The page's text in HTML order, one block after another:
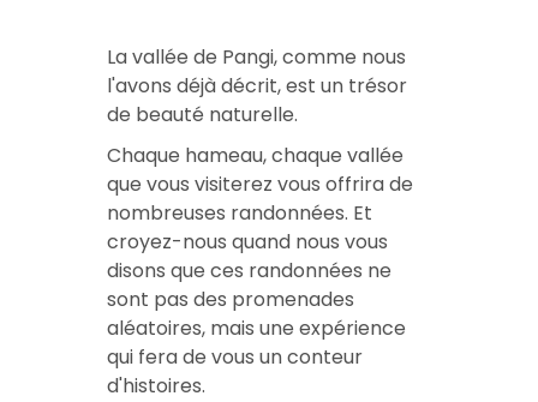
La vallée de Pangi, comme nous
l'avons déjà décrit, est un trésor
de beauté naturelle.
Chaque hameau, chaque vallée
que vous visiterez vous offrira de
nombreuses randonnées. Et
croyez-nous quand nous vous
disons que ces randonnées ne
sont pas des promenades
aléatoires, mais une expérience
qui fera de vous un conteur
d'histoires.